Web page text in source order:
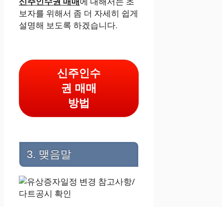
보자를 위해서 좀 더 자세히 쉽게
설명해 보도록 하겠습니다.
신주인수
권 매매
방법
3. 맺음말